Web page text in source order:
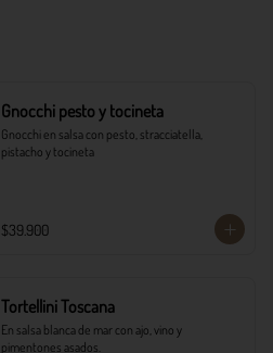
Gnocchi pesto y tocineta
Gnocchi en salsa con pesto, stracciatella,
pistacho y tocineta
$39.900
Tortellini Toscana
En salsa blanca de mar con ajo, vino y
pimentones asados.